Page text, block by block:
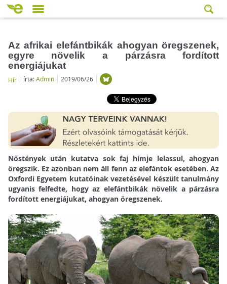
Az afrikai elefántbikák ahogyan öregszenek,
egyre növelik a párzásra fordított
energiájukat
Hír írta:Admin 2019/06/26
Nőstények után kutatva sok faj hímje lelassul, ahogyan
öregszik. Ez azonban nem áll fenn az elefántok esetében. Az
Oxfordi Egyetem kutatóinak vezetésével készült tanulmány
ugyanis felfedte, hogy az elefántbikák növelik a párzásra
fordított energiájukat, ahogyan öregszenek.